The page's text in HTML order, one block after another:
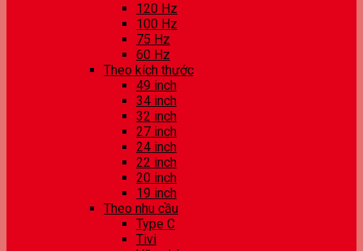
120 Hz
100 Hz
75 Hz
60 Hz
Theo kích thước
49 inch
34 inch
32 inch
27 inch
24 inch
22 inch
20 inch
19 inch
Theo nhu cầu
Type C
Tivi